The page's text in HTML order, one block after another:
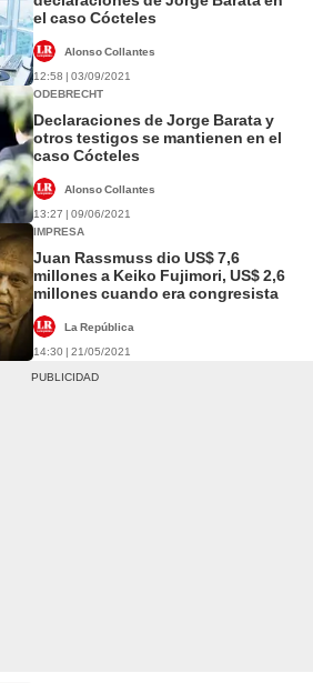
el caso Cócteles
Alonso Collantes
12:58 | 03/09/2021
ODEBRECHT
Declaraciones de Jorge Barata y
otros testigos se mantienen en el
caso Cócteles
Alonso Collantes
13:27 | 09/06/2021
IMPRESA
Juan Rassmuss dio US$ 7,6
millones a Keiko Fujimori, US$ 2,6
millones cuando era congresista
La República
14:30 | 21/05/2021